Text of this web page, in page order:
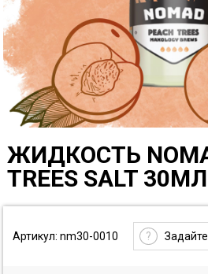
ЖИДКОСТЬ
TREES SALT 30МЛ
Артикул: nm30-0010 ?